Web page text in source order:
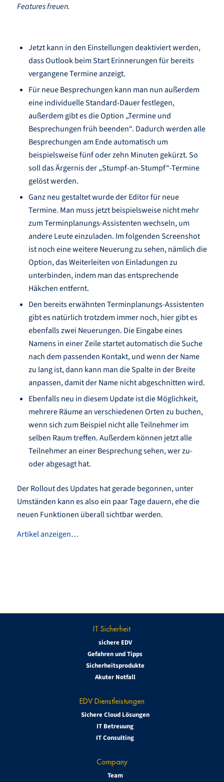
Features freuen.
Jetzt kann in den Einstellungen deaktiviert werden,
dass Outlook beim Start Erinnerungen für bereits
vergangene Termine anzeigt.
Für neue Besprechungen kann man nun außerdem
eine individuelle Standard-Dauer festlegen,
außerdem gibt es die Option „Termine und
Besprechungen früh beenden“. Dadurch werden alle
Besprechungen am Ende automatisch um
beispielsweise fünf oder zehn Minuten gekürzt. So
soll das Ärgernis der „Stumpf-an-Stumpf“-Termine
gelöst werden.
Ganz neu gestaltet wurde der Editor für neue
Termine. Man muss jetzt beispielsweise nicht mehr
zum Terminplanungs-Assistenten wechseln, um
andere Leute einzuladen. Im folgenden Screenshot
ist noch eine weitere Neuerung zu sehen, nämlich die
Option, das Weiterleiten von Einladungen zu
unterbinden, indem man das entsprechende
Häkchen entfernt.
Den bereits erwähnten Terminplanungs-Assistenten
gibt es natürlich trotzdem immer noch, hier gibt es
ebenfalls zwei Neuerungen. Die Eingabe eines
Namens in einer Zeile startet automatisch die Suche
nach dem passenden Kontakt, und wenn der Name
zu lang ist, dann kann man die Spalte in der Breite
anpassen, damit der Name nicht abgeschnitten wird.
Ebenfalls neu in diesem Update ist die Möglichkeit,
mehrere Räume an verschiedenen Orten zu buchen,
wenn sich zum Beispiel nicht alle Teilnehmer im
selben Raum treffen. Außerdem können jetzt alle
Teilnehmer an einer Besprechung sehen, wer zu-
oder abgesagt hat.
Der Rollout des Updates hat gerade begonnen, unter
Umständen kann es also ein paar Tage dauern, ehe die
neuen Funktionen überall sichtbar werden.
Artikel anzeigen…
IT Sicherheit
sichere EDV
Gefahren und Tipps
Sicherheitsprodukte
Akuter Notfall
EDV Dienstleistungen
Sichere Cloud Lösungen
IT Betreuung
IT Consulting
Company
Team